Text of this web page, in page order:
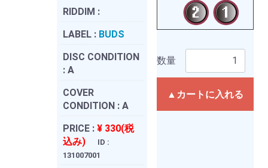
RIDDIM :
LABEL : BUDS
DISC CONDITION
: A
COVER
CONDITION : A
PRICE : ¥ 330(税
込み)
ID :
131007001
数量
▲カートに入れる